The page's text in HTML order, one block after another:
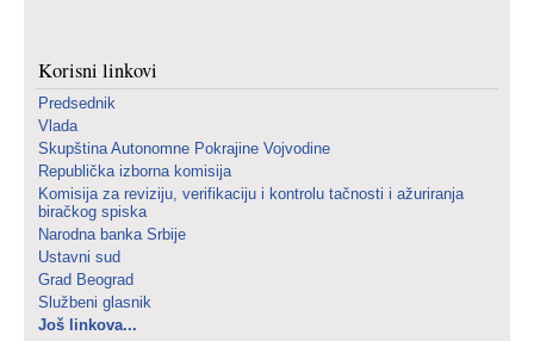
Korisni linkovi
Predsednik
Vlada
Skupština Autonomne Pokrajine Vojvodine
Republička izborna komisija
Komisija za reviziju, verifikaciju i kontrolu tačnosti i ažuriranja
biračkog spiska
Narodna banka Srbije
Ustavni sud
Grad Beograd
Službeni glasnik
Još linkova...